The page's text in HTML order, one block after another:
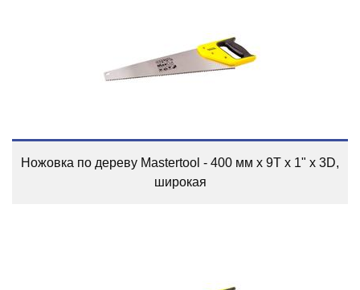
Ножовка по дереву Mastertool - 400 мм x 9T x 1" x 3D,
широкая